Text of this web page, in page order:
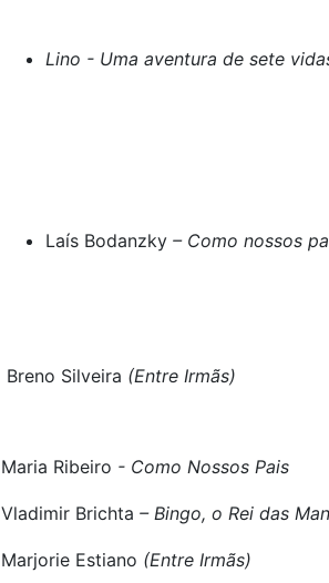
Lino - Uma aventura de sete
Laís Bodanzky – Como nossos
Breno Silveira (Entre Irmãs)
Maria Ribeiro - Como Nossos Pais
Vladimir Brichta – Bingo, o Rei das
Marjorie Estiano (Entre Irmãs)